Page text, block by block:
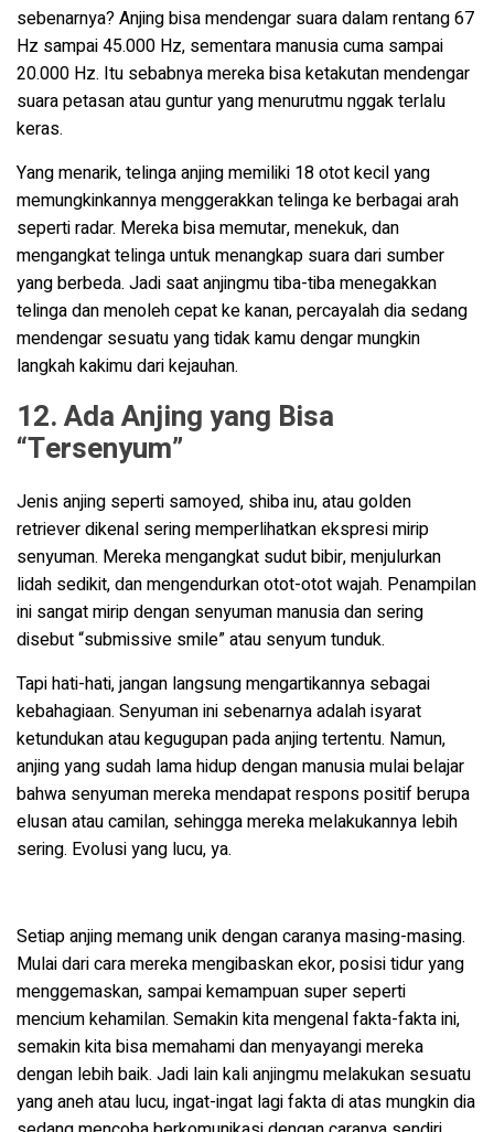
sebenarnya? Anjing bisa mendengar suara dalam rentang 67
Hz sampai 45.000 Hz, sementara manusia cuma sampai
20.000 Hz. Itu sebabnya mereka bisa ketakutan mendengar
suara petasan atau guntur yang menurutmu nggak terlalu
keras.
Yang menarik, telinga anjing memiliki 18 otot kecil yang
memungkinkannya menggerakkan telinga ke berbagai arah
seperti radar. Mereka bisa memutar, menekuk, dan
mengangkat telinga untuk menangkap suara dari sumber
yang berbeda. Jadi saat anjingmu tiba-tiba menegakkan
telinga dan menoleh cepat ke kanan, percayalah dia sedang
mendengar sesuatu yang tidak kamu dengar mungkin
langkah kakimu dari kejauhan.
12. Ada Anjing yang Bisa
“Tersenyum”
Jenis anjing seperti samoyed, shiba inu, atau golden
retriever dikenal sering memperlihatkan ekspresi mirip
senyuman. Mereka mengangkat sudut bibir, menjulurkan
lidah sedikit, dan mengendurkan otot-otot wajah. Penampilan
ini sangat mirip dengan senyuman manusia dan sering
disebut “submissive smile” atau senyum tunduk.
Tapi hati-hati, jangan langsung mengartikannya sebagai
kebahagiaan. Senyuman ini sebenarnya adalah isyarat
ketundukan atau kegugupan pada anjing tertentu. Namun,
anjing yang sudah lama hidup dengan manusia mulai belajar
bahwa senyuman mereka mendapat respons positif berupa
elusan atau camilan, sehingga mereka melakukannya lebih
sering. Evolusi yang lucu, ya.
Setiap anjing memang unik dengan caranya masing-masing.
Mulai dari cara mereka mengibaskan ekor, posisi tidur yang
menggemaskan, sampai kemampuan super seperti
mencium kehamilan. Semakin kita mengenal fakta-fakta ini,
semakin kita bisa memahami dan menyayangi mereka
dengan lebih baik. Jadi lain kali anjingmu melakukan sesuatu
yang aneh atau lucu, ingat-ingat lagi fakta di atas mungkin dia